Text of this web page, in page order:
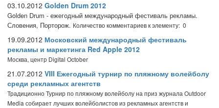
03.10.2012 Golden Drum 2012
Golden Drum - ежегодный международный фестиваль рекламы.
Словения, Порторож. Количество комментариев к элементу: 0
19.09.2012 Московский международный фестиваль
рекламы и маркетинга Red Apple 2012
Москва, центр Digital October
21.07.2012 VIII Ежегодный турнир по пляжному волейболу
среди рекламных агентств
Традиционно Турнир по пляжному волейболу на приз журнала Outdoor
Media собирает лучших волейболистов из рекламных агентств и